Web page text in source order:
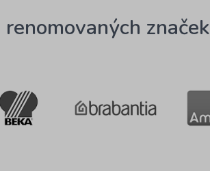
renomovaných značek